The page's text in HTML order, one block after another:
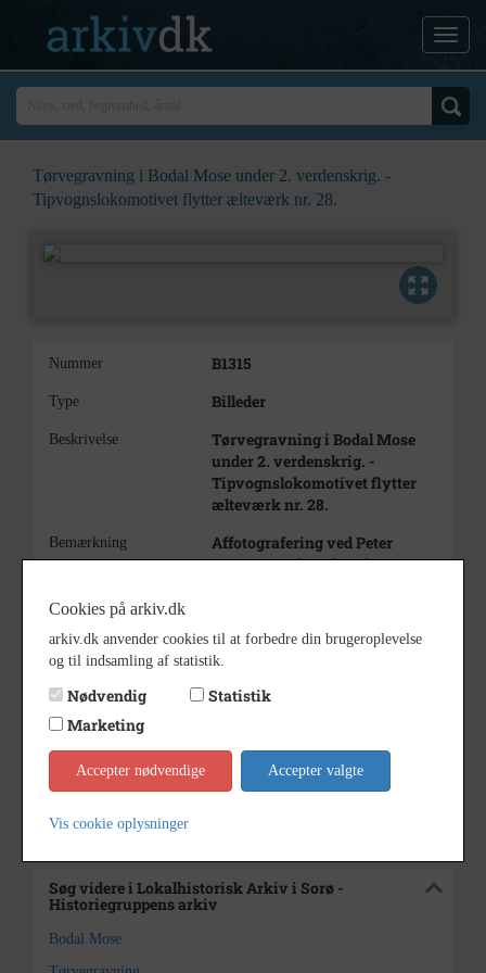
Tørvegravning i Bodal Mose under 2. verdenskrig. -
Tipvognslokomotivet flytter ælteværk nr. 28.
Nummer B1315
Type Billeder
Beskrivelse
Tørvegravning i Bodal Mose
under 2. verdenskrig. -
Tipvognslokomotivet flytter
ælteværk nr. 28.
Bemærkning
Affotografering ved Peter
Carstensen fra Historiegruppen.
Periode
Dateringsnote 1940-45
Størrelse
Arkiv
Lokalhistorisk Arkiv i Sorø -
Historiegruppens arkiv
Kontakt arkivet
Søg videre i Lokalhistorisk Arkiv i Sorø -
Historiegruppens arkiv
Bodal Mose
Cookies på arkiv.dk
arkiv.dk anvender cookies til at forbedre din brugeroplevelse
og til indsamling af statistik.
Nødvendig
Statistik
Marketing
Accepter nødvendige Accepter valgte
Vis cookie oplysninger